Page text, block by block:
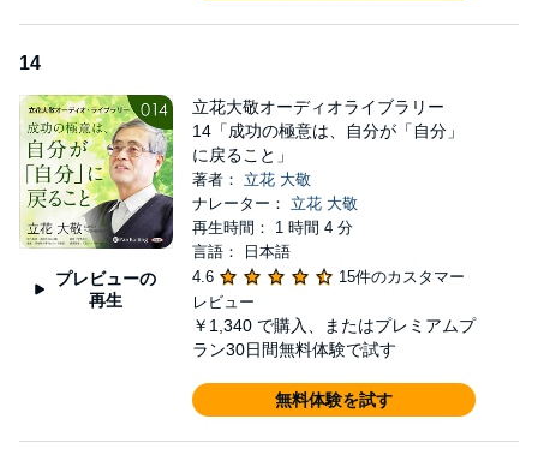
14
プレビューの
再生
立花大敬オーディオライブラリー
14「成功の極意は、自分が「自分」
に戻ること」
著者： 立花 大敬
ナレーター： 立花 大敬
再生時間： 1 時間 4 分
言語： 日本語
4.6
15件のカスタマー
レビュー
￥1,340 で購入、またはプレミアムプ
ラン30日間無料体験で試す
無料体験を試す